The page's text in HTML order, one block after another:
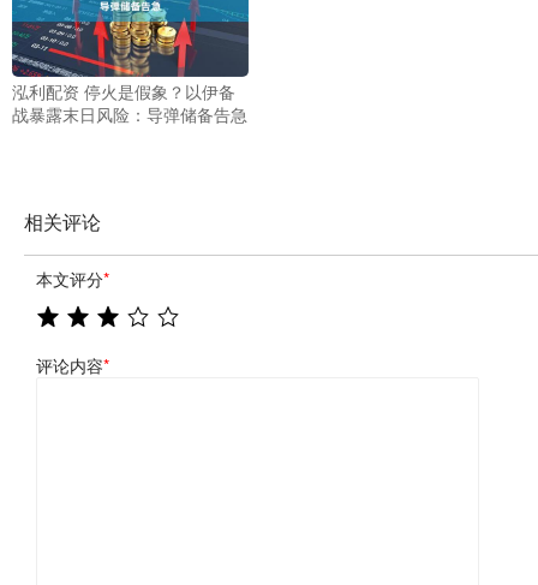
泓利配资 停火是假象？以伊备
战暴露末日风险：导弹储备告急
相关评论
本文评分*
评论内容*